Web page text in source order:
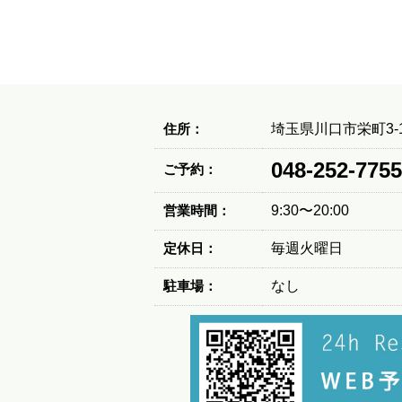
住所： 埼玉県川口市栄町3-
ご予約： 048-252-7755
営業時間： 9:30〜20:00
定休日： 毎週火曜日
駐車場： なし